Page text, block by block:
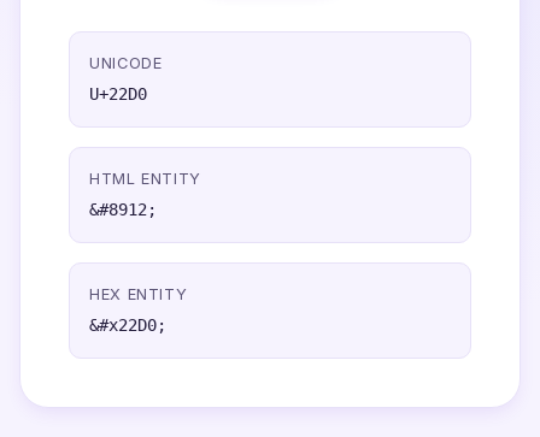
UNICODE
U+22D0
HTML ENTITY
&#8912;
HEX ENTITY
&#x22D0;